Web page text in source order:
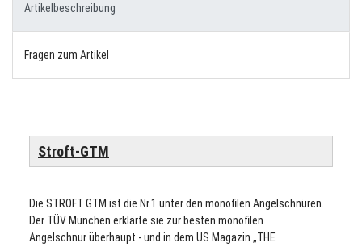
Artikelbeschreibung
Fragen zum Artikel
Stroft-GTM
Die STROFT GTM ist die Nr.1 unter den monofilen Angelschnüren.
Der TÜV München erklärte sie zur besten monofilen
Angelschnur überhaupt - und in dem US Magazin „THE